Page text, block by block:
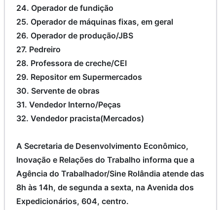
24. Operador de fundição
25. Operador de máquinas fixas, em geral
26. Operador de produção/JBS
27. Pedreiro
28. Professora de creche/CEI
29. Repositor em Supermercados
30. Servente de obras
31. Vendedor Interno/Peças
32. Vendedor pracista(Mercados)
A Secretaria de Desenvolvimento Econômico,
Inovação e Relações do Trabalho informa que a
Agência do Trabalhador/Sine Rolândia atende das
8h às 14h, de segunda a sexta, na Avenida dos
Expedicionários, 604, centro.